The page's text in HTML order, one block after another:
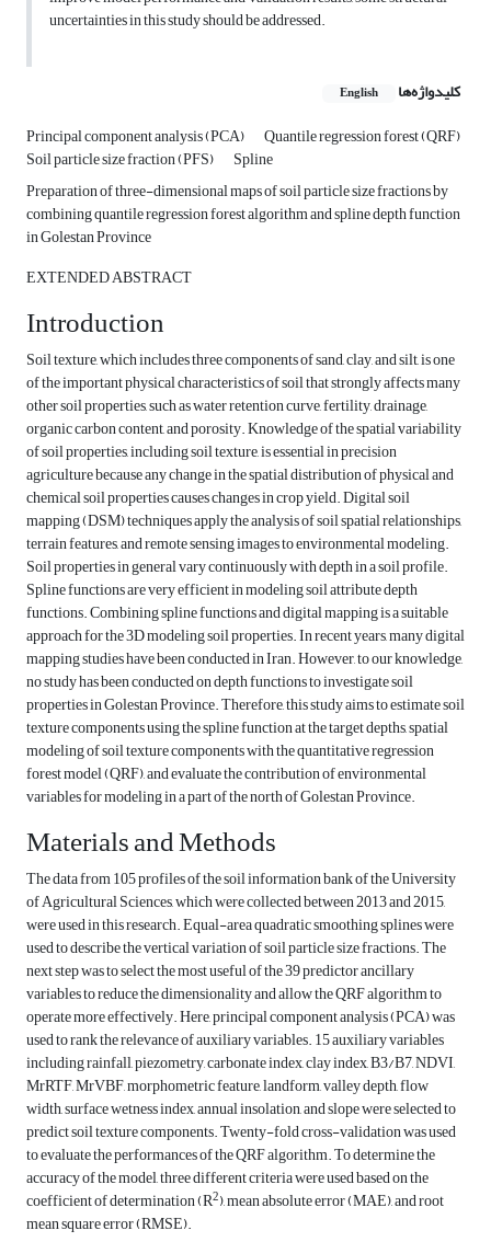
uncertainties in this study should be addressed.
کلیدواژه‌ها English
Principal component analysis (PCA) Quantile regression forest (QRF)
Soil particle size fraction (PFS)
Spline
Preparation of three-dimensional maps of soil particle size fractions by
combining quantile regression forest algorithm and spline depth function
in Golestan Province
EXTENDED ABSTRACT
Introduction
Soil texture, which includes three components of sand, clay, and silt, is one
of the important physical characteristics of soil that strongly affects many
other soil properties, such as water retention curve, fertility, drainage,
organic carbon content, and porosity. Knowledge of the spatial variability
of soil properties, including soil texture, is essential in precision
agriculture because any change in the spatial distribution of physical and
chemical soil properties causes changes in crop yield. Digital soil
mapping (DSM) techniques apply the analysis of soil spatial relationships,
terrain features, and remote sensing images to environmental modeling.
Soil properties in general vary continuously with depth in a soil profile.
Spline functions are very efficient in modeling soil attribute depth
functions. Combining spline functions and digital mapping is a suitable
approach for the 3D modeling soil properties. In recent years, many digital
mapping studies have been conducted in Iran. However, to our knowledge,
no study has been conducted on depth functions to investigate soil
properties in Golestan Province. Therefore, this study aims to estimate soil
texture components using the spline function at the target depths, spatial
modeling of soil texture components with the quantitative regression
forest model (QRF), and evaluate the contribution of environmental
variables for modeling in a part of the north of Golestan Province.
Materials and Methods
The data from 105 profiles of the soil information bank of the University
of Agricultural Sciences, which were collected between 2013 and 2015,
were used in this research. Equal-area quadratic smoothing splines were
used to describe the vertical variation of soil particle size fractions. The
next step was to select the most useful of the 39 predictor ancillary
variables to reduce the dimensionality and allow the QRF algorithm to
operate more effectively. Here, principal component analysis (PCA) was
used to rank the relevance of auxiliary variables. 15 auxiliary variables
including rainfall, piezometry, carbonate index, clay index, B3/B7, NDVI,
MrRTF, MrVBF, morphometric feature, landform, valley depth, flow
width, surface wetness index, annual insolation, and slope were selected to
predict soil texture components. Twenty-fold cross-validation was used
to evaluate the performances of the QRF algorithm. To determine the
accuracy of the model, three different criteria were used based on the
coefficient of determination (R2), mean absolute error (MAE), and root
mean square error (RMSE).